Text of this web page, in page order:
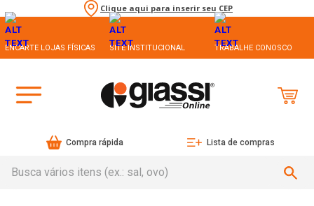
Clique aqui para inserir seu CEP
ENCARTE LOJAS FÍSICAS SITE INSTITUCIONAL TRABALHE CONOSCO
Compra rápida Lista de compras